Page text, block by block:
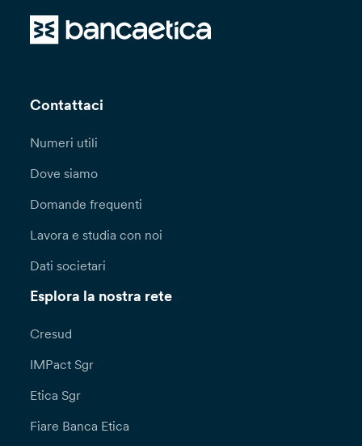
Contattaci
Numeri utili
Dove siamo
Domande frequenti
Lavora e studia con noi
Dati societari
Esplora la nostra rete
Cresud
IMPact Sgr
Etica Sgr
Fiare Banca Etica